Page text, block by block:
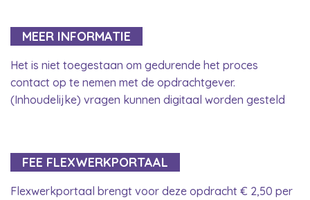
MEER INFORMATIE
Het is niet toegestaan om gedurende het proces
contact op te nemen met de opdrachtgever.
(Inhoudelijke) vragen kunnen digitaal worden gesteld
FEE FLEXWERKPORTAAL
Flexwerkportaal brengt voor deze opdracht € 2,50 per